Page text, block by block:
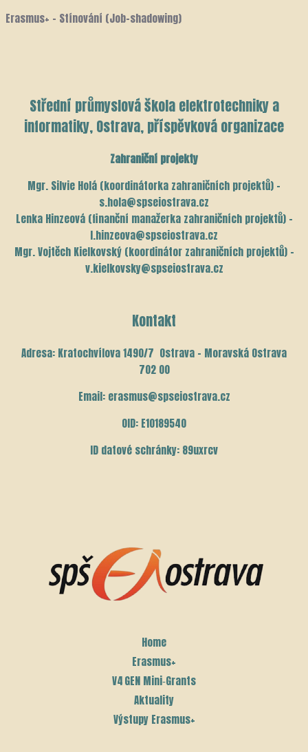
Erasmus+ – Stínování (Job-shadowing)
Střední průmyslová škola elektrotechniky a
informatiky, Ostrava, příspěvková organizace
Zahraniční projekty
Mgr. Silvie Holá (koordinátorka zahraničních projektů) –
s.hola@spseiostrava.cz
Lenka Hinzeová (finanční manažerka zahraničních projektů) –
l.hinzeova@spseiostrava.cz
Mgr. Vojtěch Kielkovský (koordinátor zahraničních projektů) –
v.kielkovsky@spseiostrava.cz
Kontakt
Adresa: Kratochvílova 1490/7 Ostrava – Moravská Ostrava
702 00
Email: erasmus@spseiostrava.cz
OID: E10189540
ID datové schránky: 89uxrcv
Home
Erasmus+
V4 GEN Mini‑Grants
Aktuality
Výstupy Erasmus+